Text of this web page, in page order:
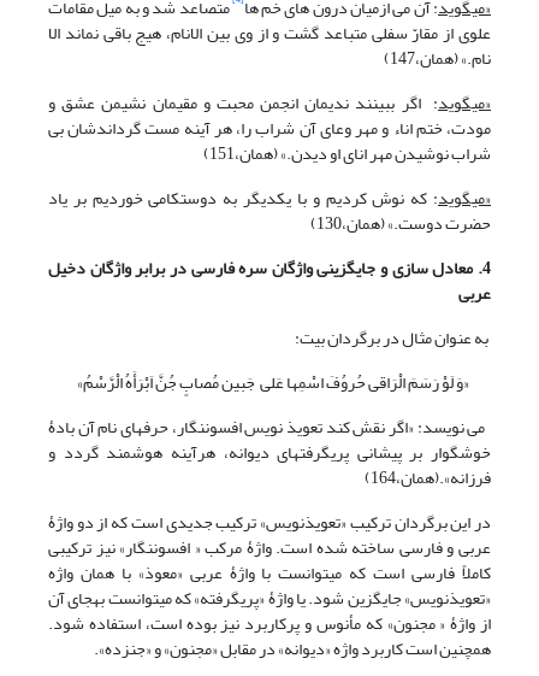
«می‏گوید: آن می ازمیان درون های خم ها متصاعد شد و به میل مقامات
علوی از مقارّ سفلی متباعد گشت و از وی بین الانام، هیج باقی نماند الا
نام.» (همان،147)
«می‏گوید: اگر ببینند ندیمان انجمن محبت و مقیمان نشیمن عشق و
مودت، ختم اناء و مهر وعای آن شراب را، هر آینه مست گرداندشان بی
شراب نوشیدن مهر انای او دیدن.» (همان،151)
«می‏‏‏گوید: که نوش کردیم و با یکدیگر به دوستکامی خوردیم بر یاد
حضرت دوست.» (همان،130)
4. معادل سازی و جایگزینی واژگان سره فارسی در برابر واژگان دخیل
عربی
به عنوان مثال در برگردان بیت:
«وَ لَوْ رَسَمَ الْرَاقی حُروُفَ اسْمِها عَلیجَبین مُصابٍ جُنَّ اَبْرَأَهُ الْرَّسْمُ»
می نویسد: «اگر نقش کند تعویذ نویس افسون‏نگار، حرف‏های نام آن بادۀ
خوشگوار بر پیشانی پری‏گرفته‏ای دیوانه، هرآینه هوشمند گردد و
فرزانه».(همان،164)
در این برگردان ترکیب «تعویذنویس» ترکیب جدیدی است که از دو واژۀ
عربی و فارسی ساخته شده است. واژۀ مرکب « افسون‏نگار» نیز ترکیبی
کاملاً فارسی است که می‏توانست با واژۀ عربی «معوذ» با همان واژه
«تعویذنویس» جایگزین شود. یا واژۀ «پری‏گرفته» که می‏توانست به‏جای آن
از واژۀ « مجنون» که مأنوس و پرکاربرد نیز بوده است، استفاده شود.
همچنین است کاربرد واژه «دیوانه» در مقابل «مجنون» و «جن‏‏زده».